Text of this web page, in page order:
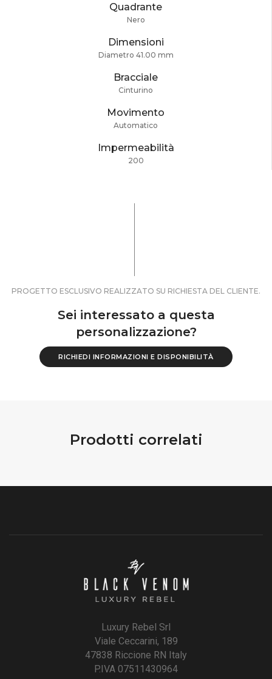
Quadrante
Nero
Dimensioni
Diametro 41.00 mm
Bracciale
Cinturino
Movimento
Automatico
Impermeabilità
200
PROGETTO ESCLUSIVO REALIZZATO SU RICHIESTA DEL CLIENTE.
Sei interessato a questa
personalizzazione?
RICHIEDI INFORMAZIONI E DISPONIBILITÀ
Prodotti correlati
Luxury Rebel Srl
Viale Ceccarini, 189
47838 Riccione RN Italy
P.IVA 07511430964